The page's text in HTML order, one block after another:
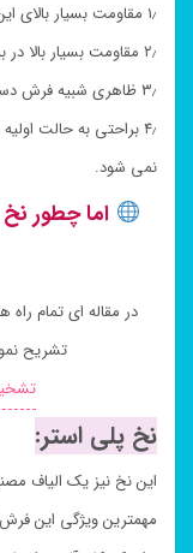
۱٫ مقاومت بسیار بالای این نخ در برابر گرما
۲٫ مقاومت بسیار بالا در برابر رطوبت
۳٫ ظاهری شبیه فرش دستباف به فرش می دهد.
۴٫ براحتی به حالت
نمی شود.
اما چطور
در مقاله ای تمام
تشریح
نخ پلی استر:
این نخ نیز یک الیاف
مهمترین ویژگی این